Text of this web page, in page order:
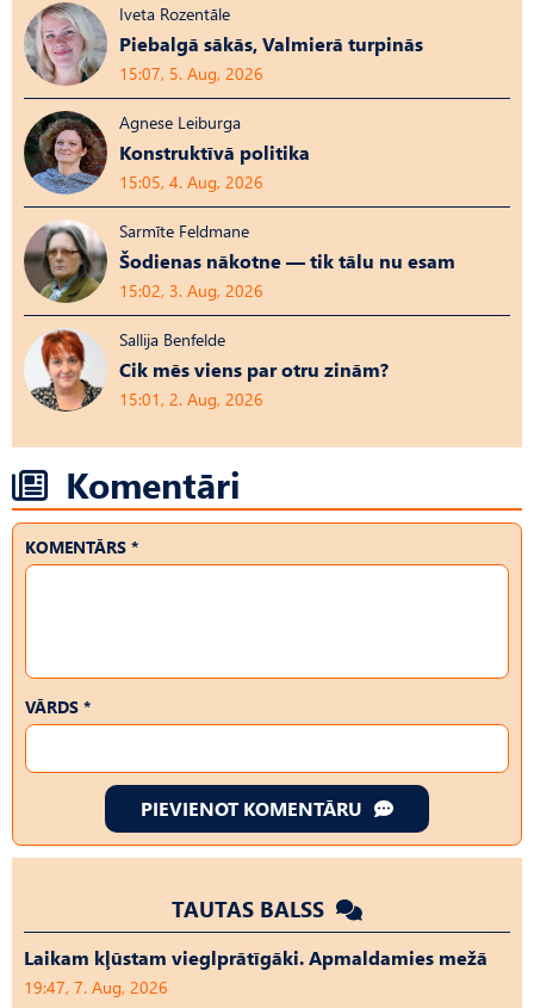
Iveta Rozentāle
Piebalgā sākās, Valmierā turpinās
15:07, 5. Aug, 2026
Agnese Leiburga
Konstruktīvā politika
15:05, 4. Aug, 2026
Sarmīte Feldmane
Šodienas nākotne — tik tālu nu esam
15:02, 3. Aug, 2026
Sallija Benfelde
Cik mēs viens par otru zinām?
15:01, 2. Aug, 2026
Komentāri
KOMENTĀRS *
VĀRDS *
PIEVIENOT KOMENTĀRU
TAUTAS BALSS
Laikam kļūstam vieglprātīgāki. Apmaldamies mežā
19:47, 7. Aug, 2026